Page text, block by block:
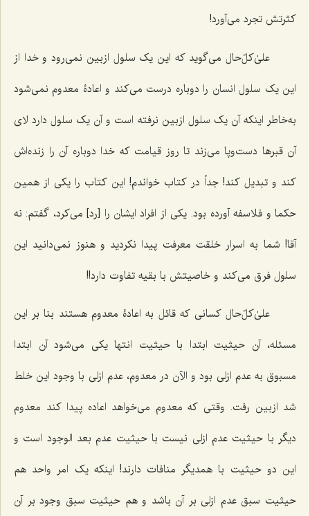
کثرتش تجرد می‌آورد!
علیٰ‌کلّ‌حال می‌گوید که این یک سلول ازبین نمی‌رود و خدا از
این یک سلول انسان را دوباره درست می‌کند و اعادۀ معدوم نمی‌شود
به‌خاطر اینکه آن یک سلول ازبین نرفته است و آن یک سلول دارد لای
آن قبرها دست‌وپا می‌زند تا روز قیامت که خدا دوباره آن را زنده‌اش
کند و تبدیل کند! جداً در کتاب خواندم! این کتاب را یکی از همین
حکما و فلاسفه آورده بود. یکی از افراد ایشان را [رد] می‌کرد، گفتم: نه
آقا! شما به اسرار خلقت معرفت پیدا نکردید و هنوز نمی‌دانید این
سلول فرق می‌کند و خاصیتش با بقیه تفاوت دارد!!
علیٰ‌کلّ‌حال کسانی که قائل به اعادۀ معدوم هستند بنا بر این
مسئله، آن حیثیت ابتدا با حیثیت انتها یکی می‌شود آن ابتدا
مسبوق به عدم ازلی بود و الآن در معدوم، عدم ازلی با وجود این خلط
شد ازبین رفت. وقتی که معدوم می‌خواهد اعاده پیدا کند معدوم
دیگر با حیثیت عدم ازلی نیست با حیثیت عدم بعد الوجود است و
این دو حیثیت با همدیگر منافات دارند! اینکه یک امر واحد هم
حیثیت سبق عدم ازلی بر آن باشد و هم حیثیت سبق وجود بر آن